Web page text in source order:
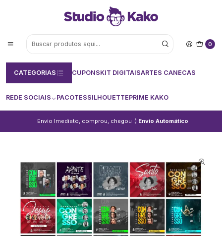
0
CATEGORIAS CUPONSKIT DIGITAISARTES CANECAS
REDE SOCIAIS PACOTESSILHOUETTEPRIME KAKO
Envio Imediato, comprou, chegou :) Envio Automático